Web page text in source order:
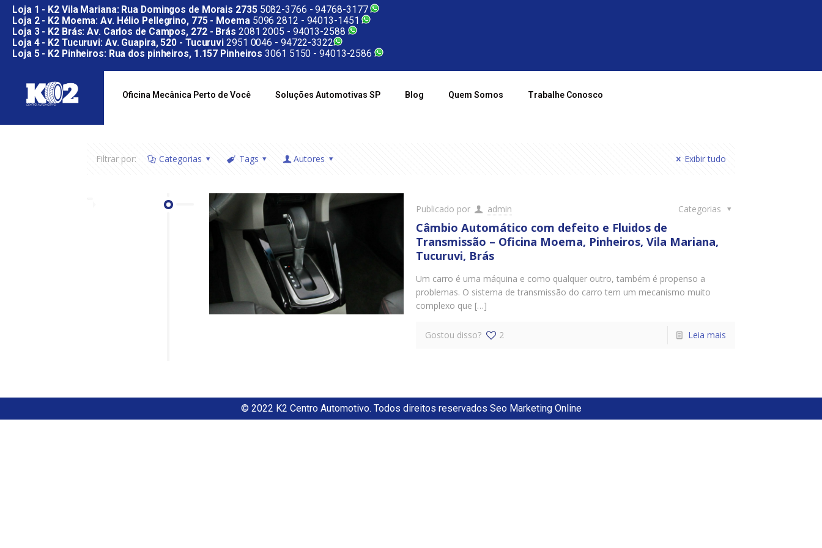
Loja 1 - K2 Vila Mariana: Rua Domingos de Morais 27355082-3766 -94768-3177
Loja 2 - K2 Moema: Av. Hélio Pellegrino, 775 - Moema5096 2812 - 94013-1451
Loja 3 - K2 Brás: Av. Carlos de Campos, 272 - Brás 2081 2005 - 94013-2588
Loja 4 - K2 Tucuruvi: Av. Guapira, 520 - Tucuruvi 2951 0046 - 94722-3322
Loja 5 - K2 Pinheiros: Rua dos pinheiros, 1.157 Pinheiros 3061 5150 -94013-2586
Oficina Mecânica Perto de Você Soluções Automotivas SP Blog Quem Somos Trabalhe Conosco
Filtrar por: Categorias Tags Autores Exibir tudo
Publicado por admin Categorias
Câmbio Automático com defeito e Fluidos de
Transmissão – Oficina Moema, Pinheiros, Vila Mariana,
Tucuruvi, Brás
Um carro é uma máquina e como qualquer outro, também é propenso a
problemas. O sistema de transmissão do carro tem um mecanismo muito
complexo que […]
Gostou disso? 2 Leia mais
© 2022 K2 Centro Automotivo. Todos direitos reservados Seo Marketing Online